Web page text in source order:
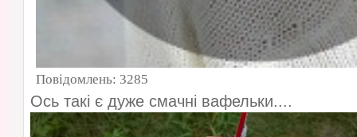
Повідомлень: 3285
Ось такі є дуже смачні вафельки....